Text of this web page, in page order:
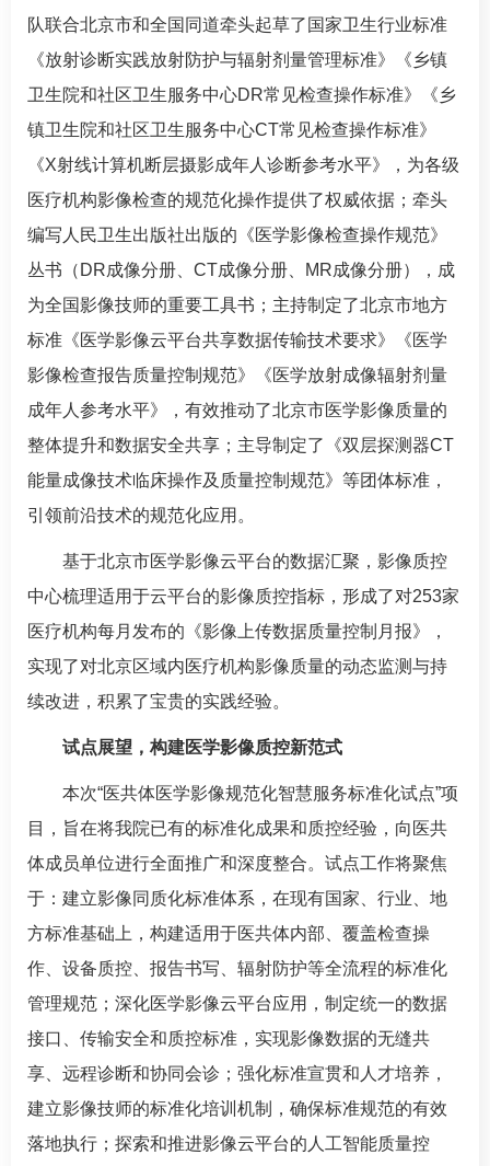
队联合北京市和全国同道牵头起草了国家卫生行业标准
《放射诊断实践放射防护与辐射剂量管理标准》《乡镇
卫生院和社区卫生服务中心DR常见检查操作标准》《乡
镇卫生院和社区卫生服务中心CT常见检查操作标准》
《X射线计算机断层摄影成年人诊断参考水平》，为各级
医疗机构影像检查的规范化操作提供了权威依据；牵头
编写人民卫生出版社出版的《医学影像检查操作规范》
丛书（DR成像分册、CT成像分册、MR成像分册），成
为全国影像技师的重要工具书；主持制定了北京市地方
标准《医学影像云平台共享数据传输技术要求》《医学
影像检查报告质量控制规范》《医学放射成像辐射剂量
成年人参考水平》，有效推动了北京市医学影像质量的
整体提升和数据安全共享；主导制定了《双层探测器CT
能量成像技术临床操作及质量控制规范》等团体标准，
引领前沿技术的规范化应用。
基于北京市医学影像云平台的数据汇聚，影像质控
中心梳理适用于云平台的影像质控指标，形成了对253家
医疗机构每月发布的《影像上传数据质量控制月报》，
实现了对北京区域内医疗机构影像质量的动态监测与持
续改进，积累了宝贵的实践经验。
试点展望，构建医学影像质控新范式
本次“医共体医学影像规范化智慧服务标准化试点”项
目，旨在将我院已有的标准化成果和质控经验，向医共
体成员单位进行全面推广和深度整合。试点工作将聚焦
于：建立影像同质化标准体系，在现有国家、行业、地
方标准基础上，构建适用于医共体内部、覆盖检查操
作、设备质控、报告书写、辐射防护等全流程的标准化
管理规范；深化医学影像云平台应用，制定统一的数据
接口、传输安全和质控标准，实现影像数据的无缝共
享、远程诊断和协同会诊；强化标准宣贯和人才培养，
建立影像技师的标准化培训机制，确保标准规范的有效
落地执行；探索和推进影像云平台的人工智能质量控